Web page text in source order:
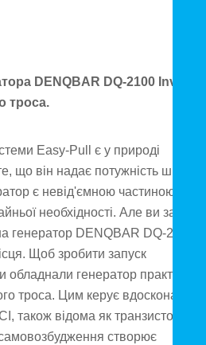
DENQBAR DQ-2100 Inverter
троса.
Easy-Pull є у природі
що він надає потужність швидко
є невід'ємною частиною,
необхідності. Але ви завжди
генератор DENQBAR DQ-2100,
Щоб зробити запуск
обладнали генератор
троса. Цим керує вдосконалена
також відома як транзисторне
створює